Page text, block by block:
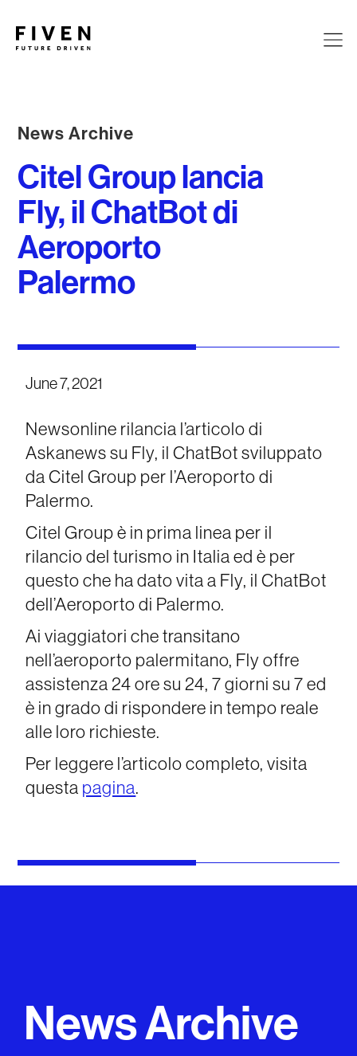
News Archive
Citel Group lancia
Fly, il ChatBot di
Aeroporto
Palermo
June 7, 2021
Newsonline rilancia l’articolo di
Askanews su Fly, il ChatBot sviluppato
da Citel Group per l’Aeroporto di
Palermo.
Citel Group è in prima linea per il
rilancio del turismo in Italia ed è per
questo che ha dato vita a Fly, il ChatBot
dell’Aeroporto di Palermo.
Ai viaggiatori che transitano
nell’aeroporto palermitano, Fly offre
assistenza 24 ore su 24, 7 giorni su 7 ed
è in grado di rispondere in tempo reale
alle loro richieste.
Per leggere l’articolo completo, visita
questa pagina.
News Archive